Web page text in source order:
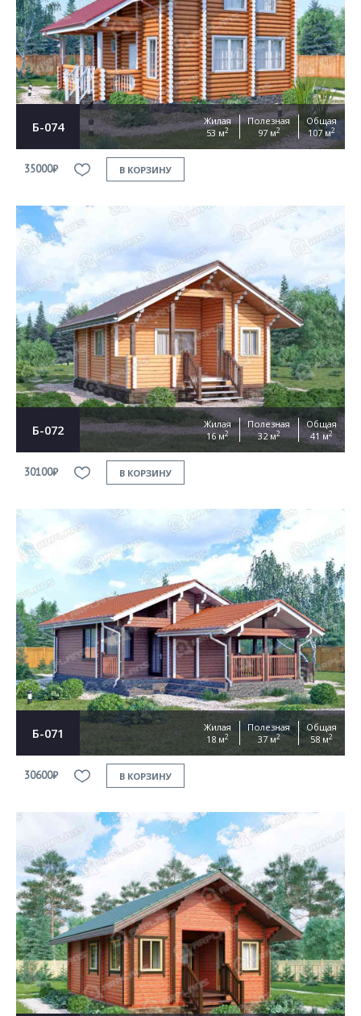
Б-074
Жилая
53 м2
Полезная
97 м2
Общая
107 м2
35000₽ В КОРЗИНУ
Б-072
Жилая
16 м2
Полезная
32 м2
Общая
41 м2
30100₽ В КОРЗИНУ
Б-071
Жилая
18 м2
Полезная
37 м2
Общая
58 м2
30600₽ В КОРЗИНУ